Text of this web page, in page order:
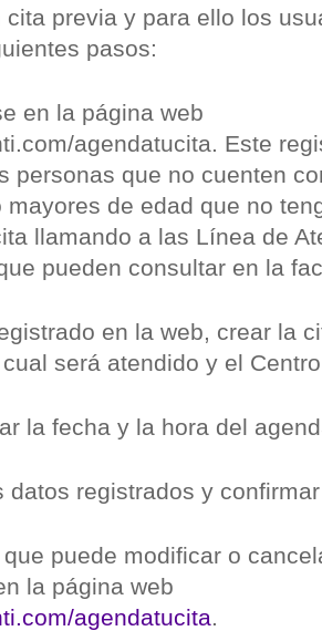
cita previa y para ello los
pasos:
en la página web
agendatucita. Este
personas que no cuenten
mayores de edad que no
llamando a las Línea de
pueden consultar en la
en la web, crear la
será atendido y el
la fecha y la hora del
registrados y
puede modificar o
la página web
agendatucita.